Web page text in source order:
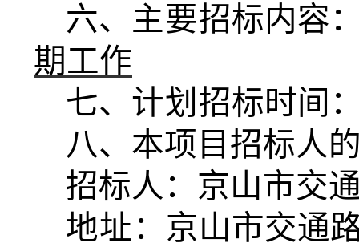
六、 主要招标内容
期工作
七、 计划 招标时间
八、本项目招标人
招标人： 京山市交
地址 ： 京山市交通